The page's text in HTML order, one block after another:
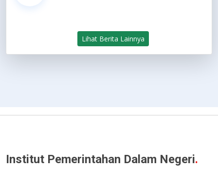
Lihat Berita Lainnya
Institut Pemerintahan Dalam Negeri.